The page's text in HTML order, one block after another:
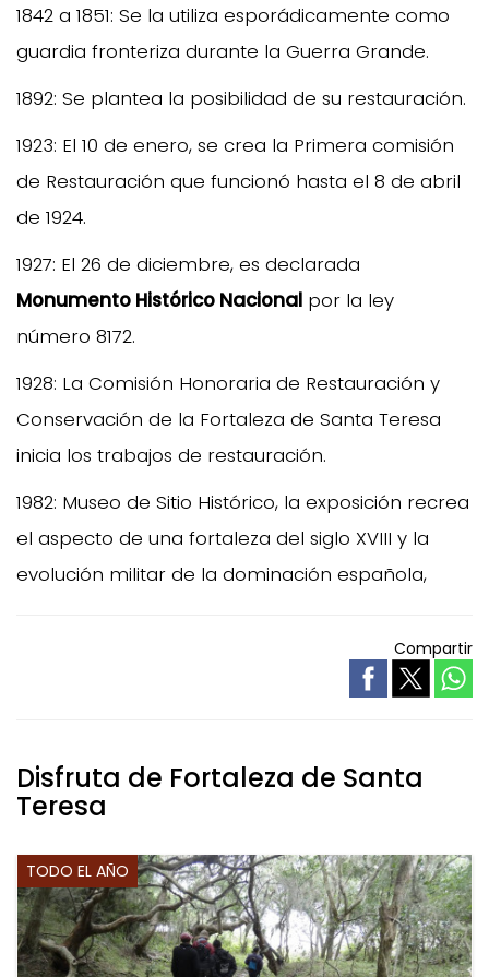
1842 a 1851: Se la utiliza esporádicamente como
guardia fronteriza durante la Guerra Grande.
1892: Se plantea la posibilidad de su restauración.
1923: El 10 de enero, se crea la Primera comisión
de Restauración que funcionó hasta el 8 de abril
de 1924.
1927: El 26 de diciembre, es declarada
Monumento Histórico Nacional por la ley
número 8172.
1928: La Comisión Honoraria de Restauración y
Conservación de la Fortaleza de Santa Teresa
inicia los trabajos de restauración.
1982: Museo de Sitio Histórico, la exposición recrea
el aspecto de una fortaleza del siglo XVIII y la
evolución militar de la dominación española,
Compartir
Disfruta de Fortaleza de Santa
Teresa
TODO EL AÑO